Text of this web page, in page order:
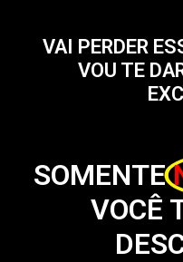
VAI PERDER
VOU TE
SOMENTE
VOCÊ